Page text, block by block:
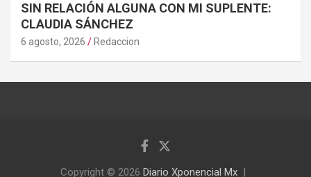
SIN RELACIÓN ALGUNA CON MI SUPLENTE:
CLAUDIA SÁNCHEZ
6 agosto, 2026 Redaccion
Copyright © 2026 Diario Xponencial Mx